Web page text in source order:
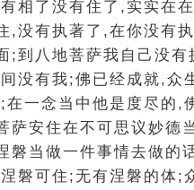
相了没有住了,实实在
,没有执著了,在你没有
;到八地菩萨我自己没有
没有我;佛已经成就,众
一念当中他是度尽的,
萨安住在不可思议妙德
磐当做一件事情去做的
磐可住;无有涅磐的体;